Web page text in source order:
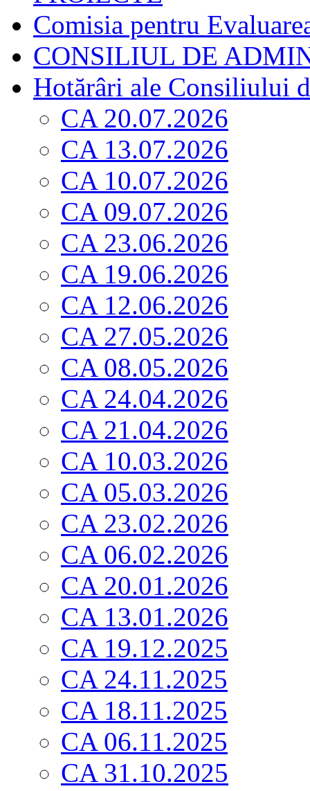
Comisia pentru
CONSILIUL DE
Hotărâri ale Consiliului
CA 20.07.2026
CA 13.07.2026
CA 10.07.2026
CA 09.07.2026
CA 23.06.2026
CA 19.06.2026
CA 12.06.2026
CA 27.05.2026
CA 08.05.2026
CA 24.04.2026
CA 21.04.2026
CA 10.03.2026
CA 05.03.2026
CA 23.02.2026
CA 06.02.2026
CA 20.01.2026
CA 13.01.2026
CA 19.12.2025
CA 24.11.2025
CA 18.11.2025
CA 06.11.2025
CA 31.10.2025